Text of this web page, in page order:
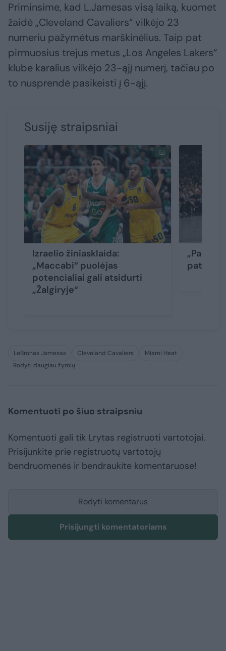
Priminsime, kad L.Jamesas visą laiką, kuomet
žaidė „Cleveland Cavaliers“ vilkėjo 23
numeriu pažymėtus marškinėlius. Taip pat
pirmuosius trejus metus „Los Angeles Lakers“
klube karalius vilkėjo 23-ąjį numerį, tačiau po
to nusprendė pasikeisti į 6-ąjį.
Susiję straipsniai
Izraelio žiniasklaida:
„Maccabi“ puolėjas
potencialiai gali atsidurti
„Žalgiryje“
LeBronas Jamesas Cleveland Cavaliers
Miami Heat
Rodyti daugiau žymių
Komentuoti po šiuo straipsniu
Komentuoti gali tik Lrytas registruoti vartotojai.
Prisijunkite prie registruotų vartotojų
bendruomenės ir bendraukite komentaruose!
Rodyti komentarus
Prisijungti komentatoriams